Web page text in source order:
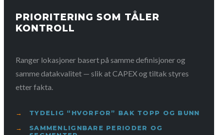
PRIORITERING SOM TÅLER
KONTROLL
Ranger lokasjoner basert på samme definisjoner og
samme datakvalitet — slik at CAPEX og tiltak styres
etter fakta.
TYDELIG “HVORFOR” BAK TOPP OG BUNN
SAMMENLIGNBARE PERIODER OG